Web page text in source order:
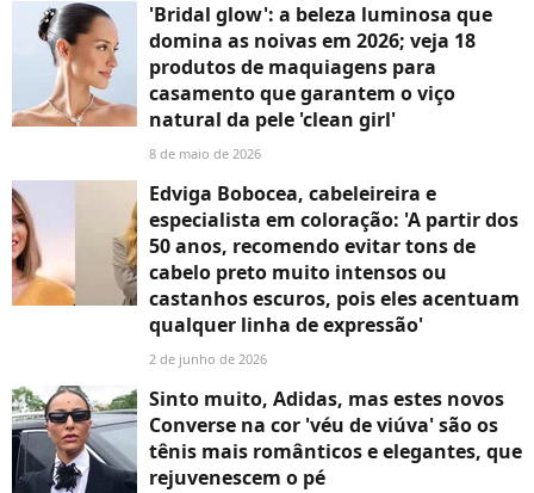
'Bridal glow': a beleza luminosa que
domina as noivas em 2026; veja 18
produtos de maquiagens para
casamento que garantem o viço
natural da pele 'clean girl'
8 de maio de 2026
Edviga Bobocea, cabeleireira e
especialista em coloração: 'A partir dos
50 anos, recomendo evitar tons de
cabelo preto muito intensos ou
castanhos escuros, pois eles acentuam
qualquer linha de expressão'
2 de junho de 2026
Sinto muito, Adidas, mas estes novos
Converse na cor 'véu de viúva' são os
tênis mais românticos e elegantes, que
rejuvenescem o pé